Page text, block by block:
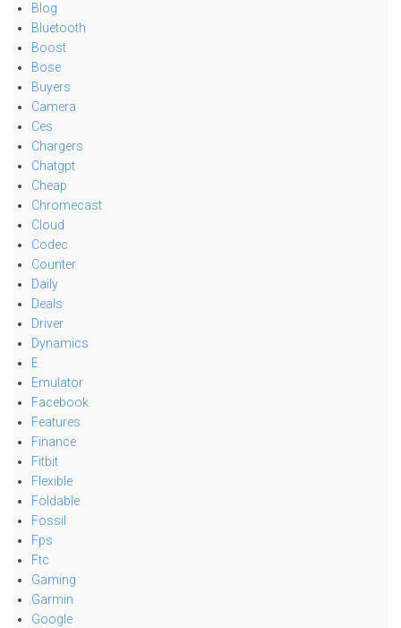
Blog
Bluetooth
Boost
Bose
Buyers
Camera
Ces
Chargers
Chatgpt
Cheap
Chromecast
Cloud
Codec
Counter
Daily
Deals
Driver
Dynamics
E
Emulator
Facebook
Features
Finance
Fitbit
Flexible
Foldable
Fossil
Fps
Ftc
Gaming
Garmin
Google